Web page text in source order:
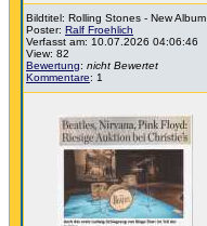
Bildtitel: Rolling Stones - New Album
Poster: Ralf Froehlich
Verfasst am: 10.07.2026 04:06:46
View: 82
Bewertung: nicht Bewertet
Kommentare: 1